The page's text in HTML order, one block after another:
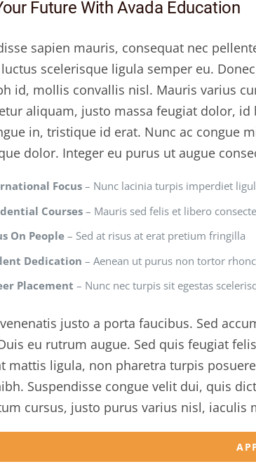
Future With Avada Education
sapien mauris, consequat nec
scelerisque ligula semper eu.
id, mollis convallis nisl. Mauris varius
aliquam, justo massa feugiat dolor,
in, tristique id erat. Nunc ac congue
dolor. Integer eu purus ut augue
Focus – Nunc lacinia turpis imperdiet
Courses – Mauris sed felis et libero
On People– Sed at risus at erat pretium fringilla
Dedication – Aenean ut purus non tortor
Placement – Nunc nec turpis sit egestas
justo a porta faucibus. Sed
eu rutrum augue. Sed quis feugiat
mattis ligula, non pharetra turpis
Suspendisse congue velit dui, quis
cursus, justo purus varius nisl, iaculis